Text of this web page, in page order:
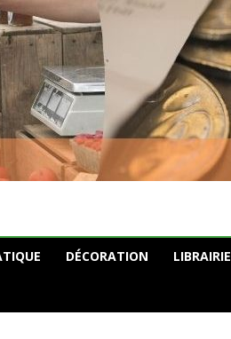
DÉCORATION LIBRAIRIE